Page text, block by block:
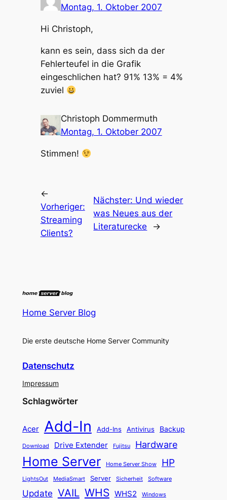
Montag, 1. Oktober 2007
Hi Christoph,
kann es sein, dass sich da der
Fehlerteufel in die Grafik
eingeschlichen hat? 91% 13% = 4%
zuviel
Christoph Dommermuth
Montag, 1. Oktober 2007
Stimmen!
←
Vorheriger:
Streaming
Clients?
Nächster: Und wieder
was Neues aus der
Literaturecke
→
Home Server Blog
Die erste deutsche Home Server Community
Datenschutz
Impressum
Schlagwörter
Acer Add-In Add-Ins Antivirus Backup
Download Drive Extender Fujitsu Hardware
Home Server Home Server Show HP
LightsOut MediaSmart Server Sicherheit Software
Update VAIL WHS WHS2 Windows